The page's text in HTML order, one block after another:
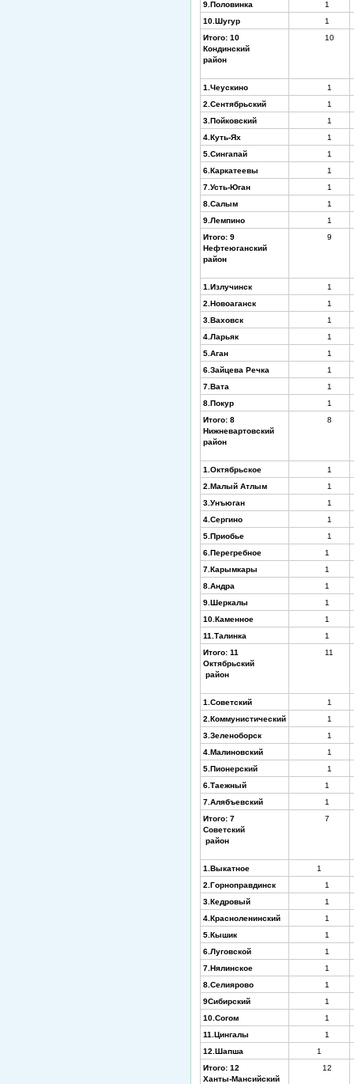
9.Половинка 1
10.Шугур
1
Итого: 10
Кондинский
район
10
1.Чеускино 1
2.Сентябрьский
1
3.Пойковский
1
4.Куть-Ях
1
5.Сингапай
1
6.Каркатеевы
1
7.Усть-Юган
1
8.Салым
1
9.Лемпино
1
Итого: 9
Нефтеюганский
район
9
1.Излучинск 1
2.Новоаганск
1
3.Ваховск
1
4.Ларьяк
1
5.Аган
1
6.Зайцева Речка
1
7.Вата
1
8.Покур
1
Итого: 8
Нижневартовский
район
8
1.Октябрьское 1
2.Малый Атлым
1
3.Унъюган
1
4.Сергино
1
5.Приобье
1
6.Перегребное
1
7.Карымкары
1
8.Андра
1
9.Шеркалы
1
10.Каменное
1
11.Талинка
1
Итого: 11
Октябрьский
район
11
1.Советский 1
2.Коммунистический
1
3.Зеленоборск
1
4.Малиновский
1
5.Пионерский
1
6.Таежный
1
7.Алябъевский
1
Итого: 7
Советский
район
7
1.Выкатное 1
2.Горноправдинск
1
3.Кедровый
1
4.Красноленинский
1
5.Кышик
1
6.Луговской
1
7.Нялинское
1
8.Селиярово
1
9Сибирский
1
10.Согом
1
11.Цингалы
1
12.Шапша
1
Итого: 12
Ханты-Мансийский
12